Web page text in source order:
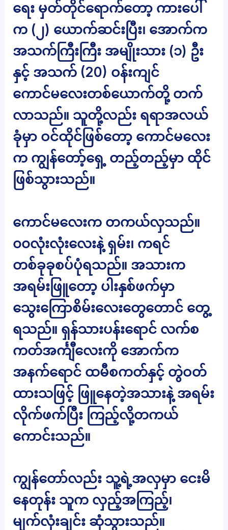
ရေး မှတ်တိုင်ရောက်တော့ ကားပေါ်
က (၂) ယောက်ဆင်းပြီး၊ အောက်က
အသက်ကြီးကြီး အမျိုးသား (၁) ဦး
နှင့် အသက် (20) ဝန်းကျင်
ကောင်မလေးတစ်ယောက်တို့ တက်
လာသည်။ သူတို့လည်း ရရာအလယ်
ခုံမှာ ဝင်ထိုင်ဖြစ်တော့ ကောင်မလေး
က ကျွန်တော့်ရှေ့ တည့်တည့်မှာ ထိုင်
ဖြစ်သွားသည်။
ကောင်မလေးက တကယ်လှသည်။
၀၀လုံးလုံးလေးနဲ့ ရှမ်း၊ ကရင်
တစ်ခုခုစပ်ပုံရသည်။ အသားက
အရမ်းဖြူတော့ ပါးနှစ်ဖက်မှာ
သွေးကြောစိမ်းလေးတွေတောင် တွေ့
ရသည်။ ရှန်သားပန်းရောင် လက်စ
ကတ်အင်္ကျီလေးကို အောက်က
အနက်ရောင် ထမီစကတ်နှင့် တွဲဝတ်
ထားသဖြင့် ဖြူနေတဲ့အသားနဲ့ အရမ်း
လိုက်ဖက်ပြီး ကြည့်လို့တကယ်
ကောင်းသည်။
ကျွန်တော်လည်း သူ့ရဲ့အလှမှာ ငေးမိ
နေတုန်း သူက လှည့်အကြည့်၊
မျက်လုံးချင်း ဆုံသွားသည်။